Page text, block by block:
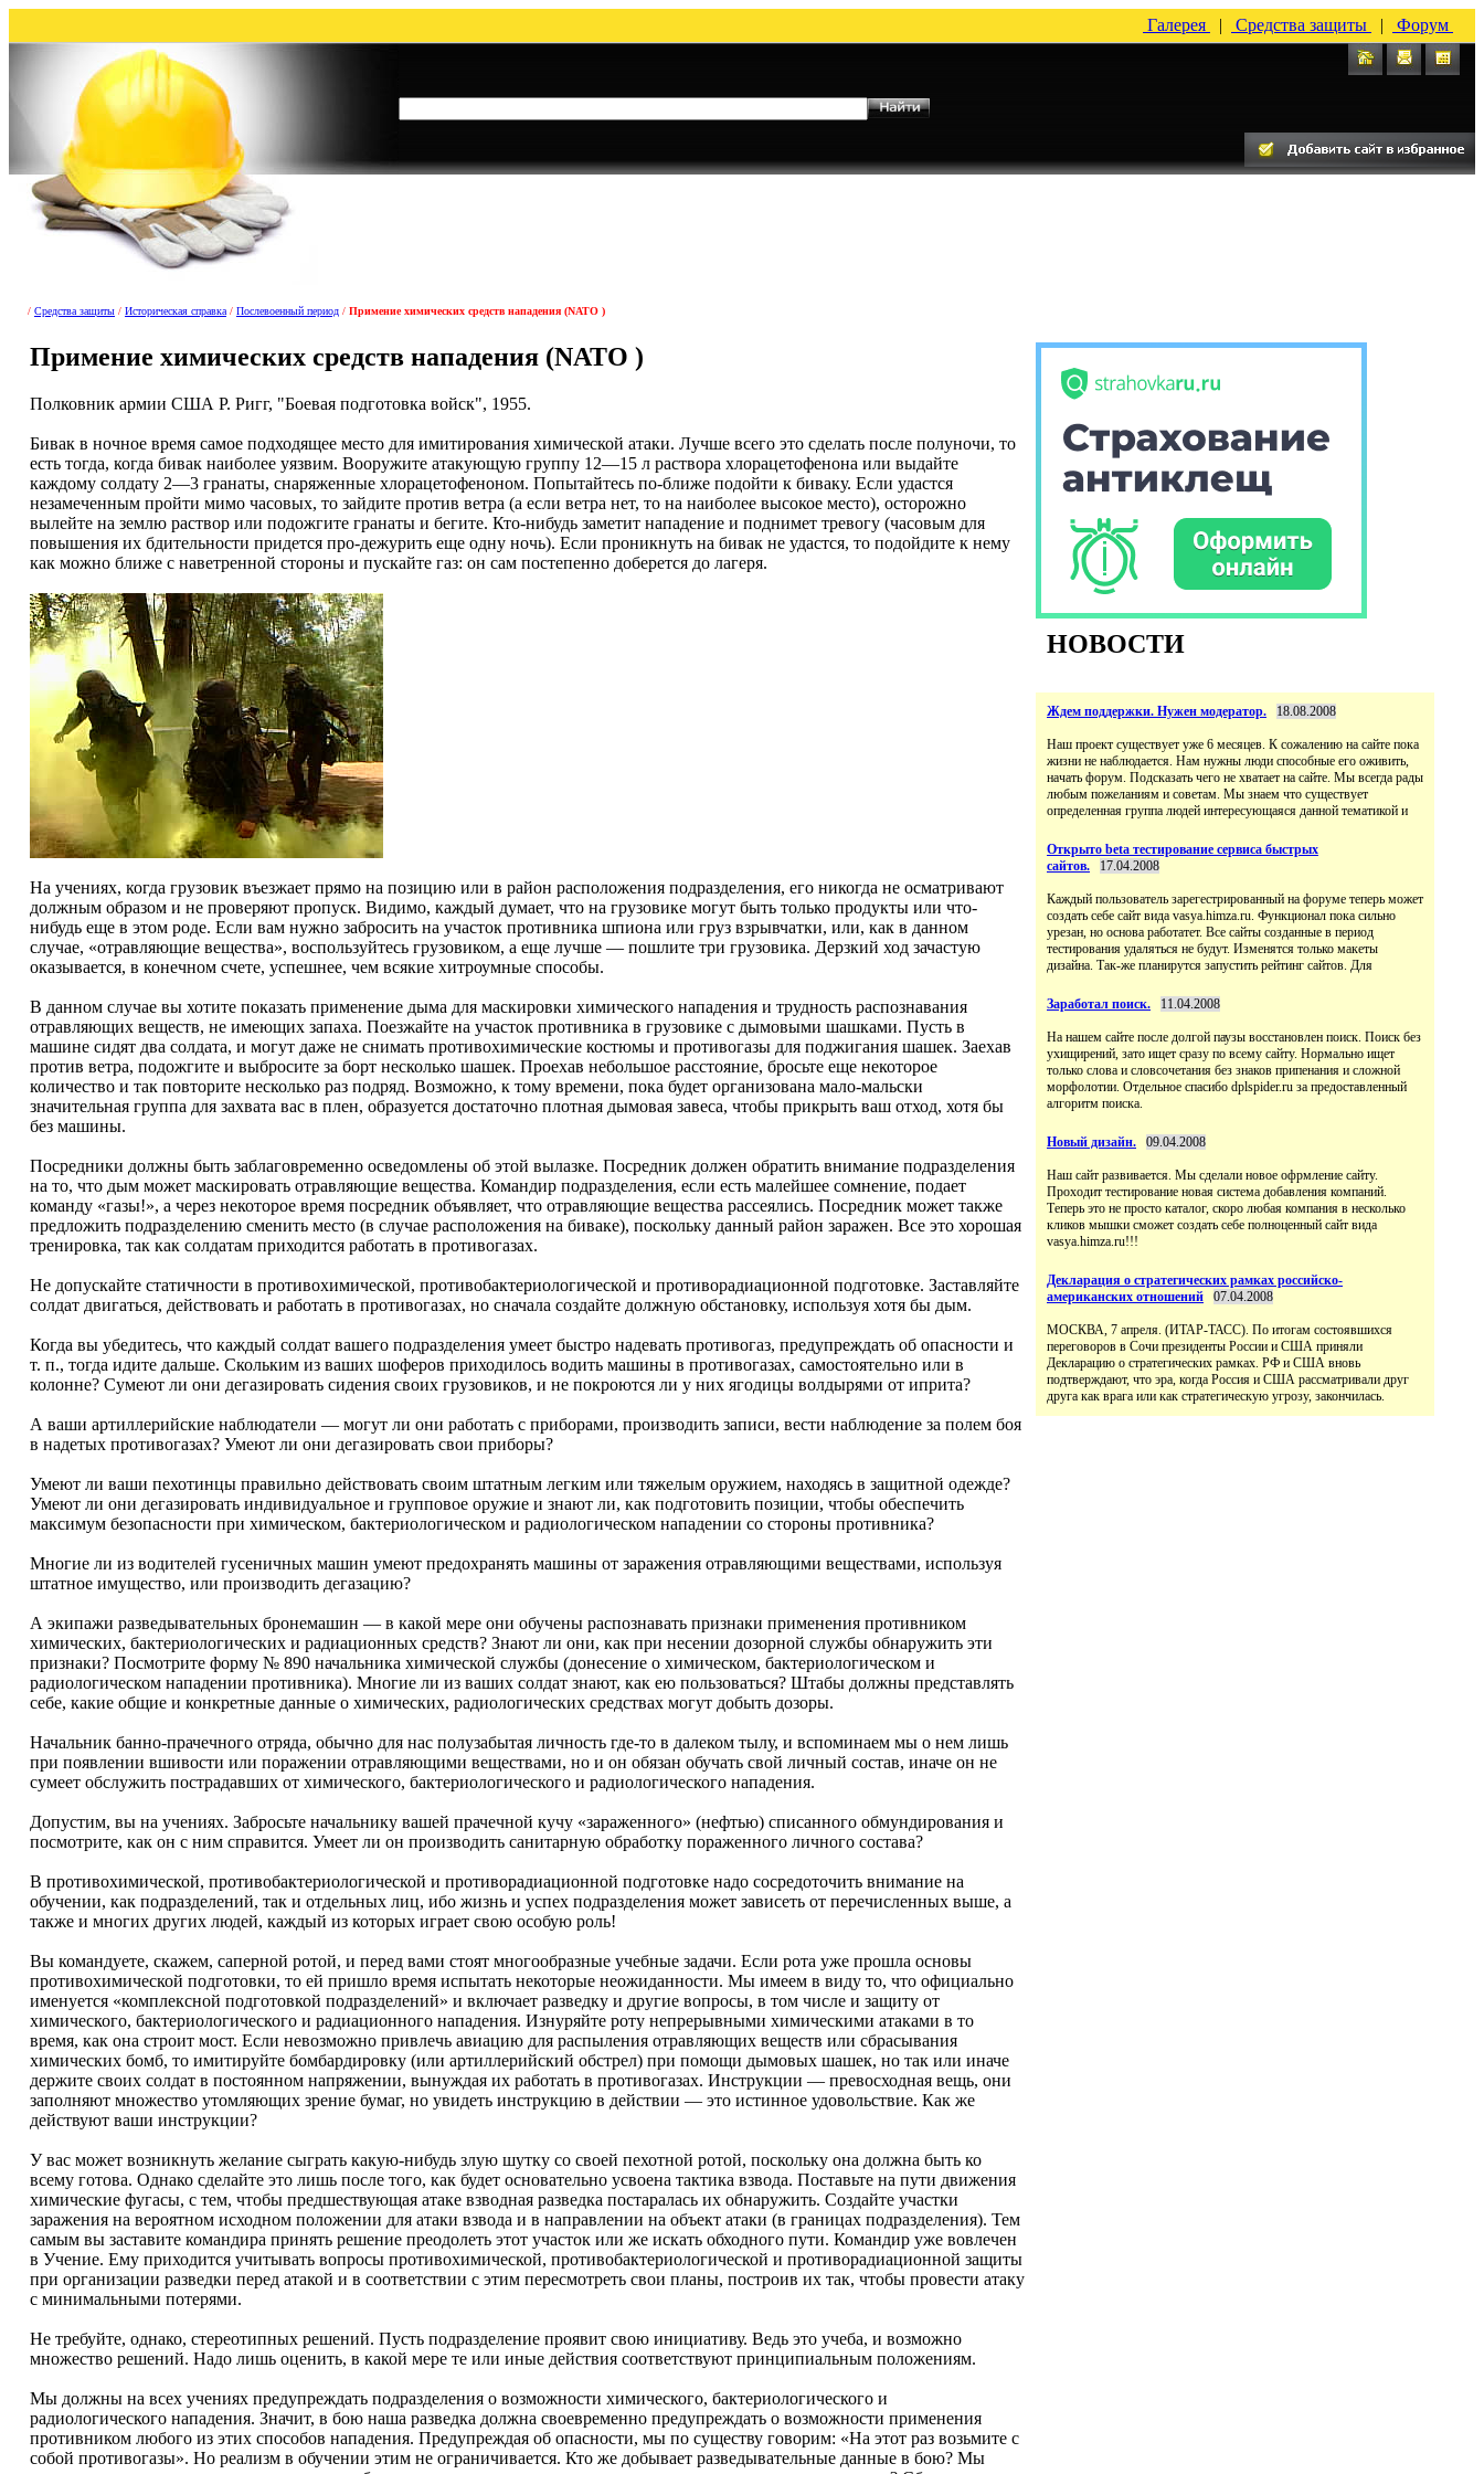
Галерея | Средства защиты | Форум
/ Средства защиты / Историческая справка / Послевоенный период / Примение химических средств нападения (NATO )
Примение химических средств нападения (NATO )
Полковник армии США Р. Ригг, "Боевая подготовка войск", 1955.
Бивак в ночное время самое подходящее место для имитирования химической атаки. Лучше всего это сделать после полуночи, то
есть тогда, когда бивак наиболее уязвим. Вооружите атакующую группу 12—15 л раствора хлорацетофенона или выдайте
каждому солдату 2—3 гранаты, снаряженные хлорацетофеноном. Попытайтесь по-ближе подойти к биваку. Если удастся
незамеченным пройти мимо часовых, то зайдите против ветра (а если ветра нет, то на наиболее высокое место), осторожно
вылейте на землю раствор или подожгите гранаты и бегите. Кто-нибудь заметит нападение и поднимет тревогу (часовым для
повышения их бдительности придется про-дежурить еще одну ночь). Если проникнуть на бивак не удастся, то подойдите к нему
как можно ближе с наветренной стороны и пускайте газ: он сам постепенно доберется до лагеря.
На учениях, когда грузовик въезжает прямо на позицию или в район расположения подразделения, его никогда не осматривают
должным образом и не проверяют пропуск. Видимо, каждый думает, что на грузовике могут быть только продукты или что-
нибудь еще в этом роде. Если вам нужно забросить на участок противника шпиона или груз взрывчатки, или, как в данном
случае, «отравляющие вещества», воспользуйтесь грузовиком, а еще лучше — пошлите три грузовика. Дерзкий ход зачастую
оказывается, в конечном счете, успешнее, чем всякие хитроумные способы.
В данном случае вы хотите показать применение дыма для маскировки химического нападения и трудность распознавания
отравляющих веществ, не имеющих запаха. Поезжайте на участок противника в грузовике с дымовыми шашками. Пусть в
машине сидят два солдата, и могут даже не снимать противохимические костюмы и противогазы для поджигания шашек. Заехав
против ветра, подожгите и выбросите за борт несколько шашек. Проехав небольшое расстояние, бросьте еще некоторое
количество и так повторите несколько раз подряд. Возможно, к тому времени, пока будет организована мало-мальски
значительная группа для захвата вас в плен, образуется достаточно плотная дымовая завеса, чтобы прикрыть ваш отход, хотя бы
без машины.
Посредники должны быть заблаговременно осведомлены об этой вылазке. Посредник должен обратить внимание подразделения
на то, что дым может маскировать отравляющие вещества. Командир подразделения, если есть малейшее сомнение, подает
команду «газы!», а через некоторое время посредник объявляет, что отравляющие вещества рассеялись. Посредник может также
предложить подразделению сменить место (в случае расположения на биваке), поскольку данный район заражен. Все это хорошая
тренировка, так как солдатам приходится работать в противогазах.
Не допускайте статичности в противохимической, противобактериологической и противорадиационной подготовке. Заставляйте
солдат двигаться, действовать и работать в противогазах, но сначала создайте должную обстановку, используя хотя бы дым.
Когда вы убедитесь, что каждый солдат вашего подразделения умеет быстро надевать противогаз, предупреждать об опасности и
т. п., тогда идите дальше. Скольким из ваших шоферов приходилось водить машины в противогазах, самостоятельно или в
колонне? Сумеют ли они дегазировать сидения своих грузовиков, и не покроются ли у них ягодицы волдырями от иприта?
А ваши артиллерийские наблюдатели — могут ли они работать с приборами, производить записи, вести наблюдение за полем боя
в надетых противогазах? Умеют ли они дегазировать свои приборы?
Умеют ли ваши пехотинцы правильно действовать своим штатным легким или тяжелым оружием, находясь в защитной одежде?
Умеют ли они дегазировать индивидуальное и групповое оружие и знают ли, как подготовить позиции, чтобы обеспечить
максимум безопасности при химическом, бактериологическом и радиологическом нападении со стороны противника?
Многие ли из водителей гусеничных машин умеют предохранять машины от заражения отравляющими веществами, используя
штатное имущество, или производить дегазацию?
А экипажи разведывательных бронемашин — в какой мере они обучены распознавать признаки применения противником
химических, бактериологических и радиационных средств? Знают ли они, как при несении дозорной службы обнаружить эти
признаки? Посмотрите форму № 890 начальника химической службы (донесение о химическом, бактериологическом и
радиологическом нападении противника). Многие ли из ваших солдат знают, как ею пользоваться? Штабы должны представлять
себе, какие общие и конкретные данные о химических, радиологических средствах могут добыть дозоры.
Начальник банно-прачечного отряда, обычно для нас полузабытая личность где-то в далеком тылу, и вспоминаем мы о нем лишь
при появлении вшивости или поражении отравляющими веществами, но и он обязан обучать свой личный состав, иначе он не
сумеет обслужить пострадавших от химического, бактериологического и радиологического нападения.
Допустим, вы на учениях. Забросьте начальнику вашей прачечной кучу «зараженного» (нефтью) списанного обмундирования и
посмотрите, как он с ним справится. Умеет ли он производить санитарную обработку пораженного личного состава?
В противохимической, противобактериологической и противорадиационной подготовке надо сосредоточить внимание на
обучении, как подразделений, так и отдельных лиц, ибо жизнь и успех подразделения может зависеть от перечисленных выше, а
также и многих других людей, каждый из которых играет свою особую роль!
Вы командуете, скажем, саперной ротой, и перед вами стоят многообразные учебные задачи. Если рота уже прошла основы
противохимической подготовки, то ей пришло время испытать некоторые неожиданности. Мы имеем в виду то, что официально
именуется «комплексной подготовкой подразделений» и включает разведку и другие вопросы, в том числе и защиту от
химического, бактериологического и радиационного нападения. Изнуряйте роту непрерывными химическими атаками в то
время, как она строит мост. Если невозможно привлечь авиацию для распыления отравляющих веществ или сбрасывания
химических бомб, то имитируйте бомбардировку (или артиллерийский обстрел) при помощи дымовых шашек, но так или иначе
держите своих солдат в постоянном напряжении, вынуждая их работать в противогазах. Инструкции — превосходная вещь, они
заполняют множество утомляющих зрение бумаг, но увидеть инструкцию в действии — это истинное удовольствие. Как же
действуют ваши инструкции?
У вас может возникнуть желание сыграть какую-нибудь злую шутку со своей пехотной ротой, поскольку она должна быть ко
всему готова. Однако сделайте это лишь после того, как будет основательно усвоена тактика взвода. Поставьте на пути движения
химические фугасы, с тем, чтобы предшествующая атаке взводная разведка постаралась их обнаружить. Создайте участки
заражения на вероятном исходном положении для атаки взвода и в направлении на объект атаки (в границах подразделения). Тем
самым вы заставите командира принять решение преодолеть этот участок или же искать обходного пути. Командир уже вовлечен
в Учение. Ему приходится учитывать вопросы противохимической, противобактериологической и противорадиационной защиты
при организации разведки перед атакой и в соответствии с этим пересмотреть свои планы, построив их так, чтобы провести атаку
с минимальными потерями.
Не требуйте, однако, стереотипных решений. Пусть подразделение проявит свою инициативу. Ведь это учеба, и возможно
множество решений. Надо лишь оценить, в какой мере те или иные действия соответствуют принципиальным положениям.
Мы должны на всех учениях предупреждать подразделения о возможности химического, бактериологического и
радиологического нападения. Значит, в бою наша разведка должна своевременно предупреждать о возможности применения
противником любого из этих способов нападения. Предупреждая об опасности, мы по существу говорим: «На этот раз возьмите с
собой противогазы». Но реализм в обучении этим не ограничивается. Кто же добывает разведывательные данные в бою? Мы
НОВОСТИ
Ждем поддержки. Нужен модератор. 18.08.2008
Наш проект существует уже 6 месяцев. К сожалению на сайте пока
жизни не наблюдается. Нам нужны люди способные его оживить,
начать форум. Подсказать чего не хватает на сайте. Мы всегда рады
любым пожеланиям и советам. Мы знаем что существует
определенная группа людей интересующаяся данной тематикой и
Открыто beta тестирование сервиса быстрых
сайтов.
17.04.2008
Каждый пользователь зарегестрированный на форуме теперь может
создать себе сайт вида vasya.himza.ru. Функционал пока сильно
урезан, но основа работатет. Все сайты созданные в период
тестирования удаляться не будут. Изменятся только макеты
дизайна. Так-же планирутся запустить рейтинг сайтов. Для
Заработал поиск. 11.04.2008
На нашем сайте после долгой паузы восстановлен поиск. Поиск без
ухищирений, зато ищет сразу по всему сайту. Нормально ищет
только слова и словсочетания без знаков припенания и сложной
морфолотии. Отдельное спасибо dplspider.ru за предоставленный
алгоритм поиска.
Новый дизайн. 09.04.2008
Наш сайт развивается. Мы сделали новое офрмление сайту.
Проходит тестирование новая система добавления компаний.
Теперь это не просто каталог, скоро любая компания в несколько
кликов мышки сможет создать себе полноценный сайт вида
vasya.himza.ru!!!
Декларация о стратегических рамках российско-
американских отношений
07.04.2008
МОСКВА, 7 апреля. (ИТАР-ТАСС). По итогам состоявшихся
переговоров в Сочи президенты России и США приняли
Декларацию о стратегических рамках. РФ и США вновь
подтверждают, что эра, когда Россия и США рассматривали друг
друга как врага или как стратегическую угрозу, закончилась.